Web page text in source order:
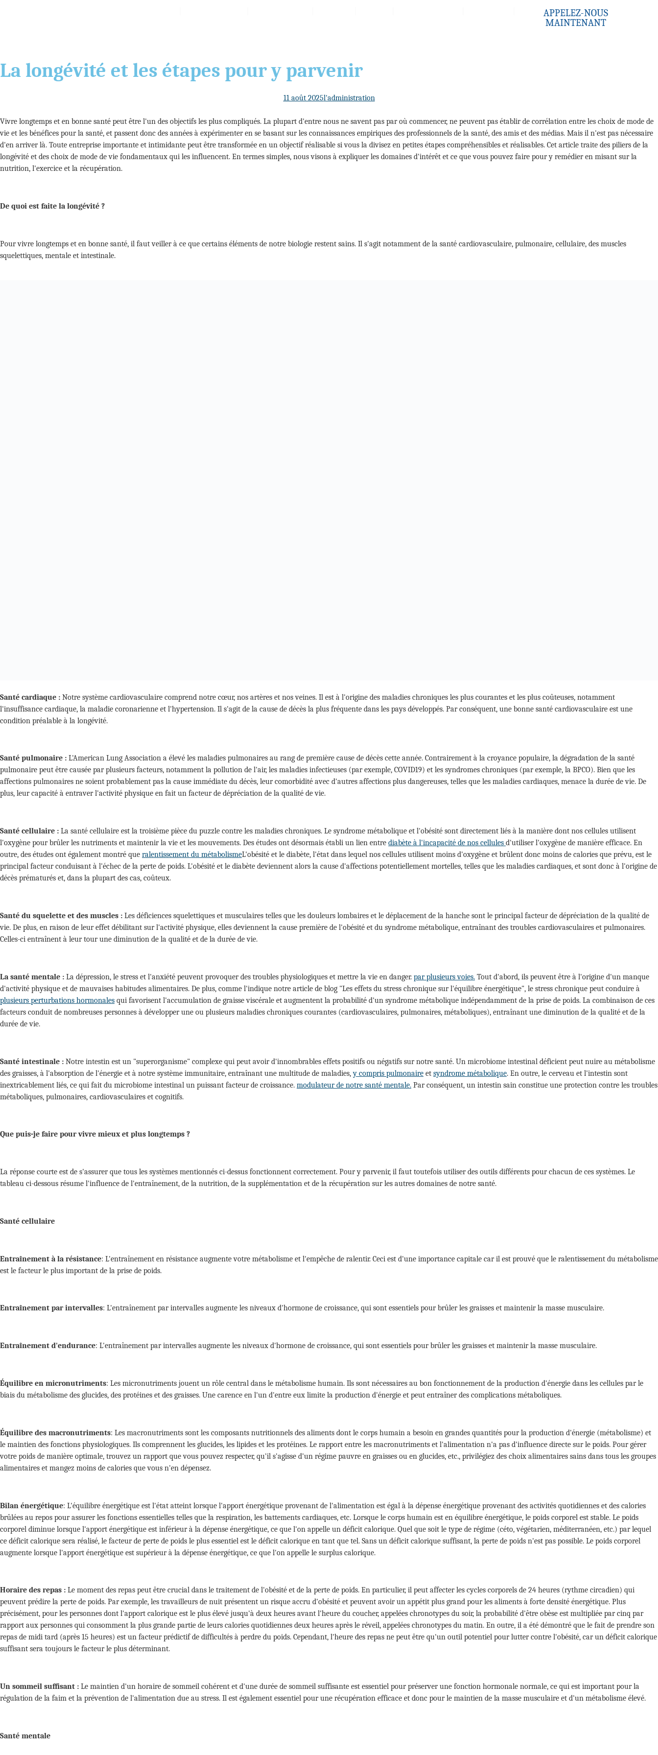
APPELEZ-NOUS
MAINTENANT
La longévité et les étapes pour y parvenir
11 août 2025l'administration
Vivre longtemps et en bonne santé peut être l'un des objectifs les plus compliqués. La plupart d'entre nous ne savent pas par où commencer, ne peuvent pas établir de corrélation entre les choix de mode de
vie et les bénéfices pour la santé, et passent donc des années à expérimenter en se basant sur les connaissances empiriques des professionnels de la santé, des amis et des médias. Mais il n'est pas nécessaire
d'en arriver là. Toute entreprise importante et intimidante peut être transformée en un objectif réalisable si vous la divisez en petites étapes compréhensibles et réalisables. Cet article traite des piliers de la
longévité et des choix de mode de vie fondamentaux qui les influencent. En termes simples, nous visons à expliquer les domaines d'intérêt et ce que vous pouvez faire pour y remédier en misant sur la
nutrition, l'exercice et la récupération.
De quoi est faite la longévité ?
Pour vivre longtemps et en bonne santé, il faut veiller à ce que certains éléments de notre biologie restent sains. Il s'agit notamment de la santé cardiovasculaire, pulmonaire, cellulaire, des muscles
squelettiques, mentale et intestinale.
Santé cardiaque : Notre système cardiovasculaire comprend notre cœur, nos artères et nos veines. Il est à l'origine des maladies chroniques les plus courantes et les plus coûteuses, notamment
l'insuffisance cardiaque, la maladie coronarienne et l'hypertension. Il s'agit de la cause de décès la plus fréquente dans les pays développés. Par conséquent, une bonne santé cardiovasculaire est une
condition préalable à la longévité.
Santé pulmonaire : L'American Lung Association a élevé les maladies pulmonaires au rang de première cause de décès cette année. Contrairement à la croyance populaire, la dégradation de la santé
pulmonaire peut être causée par plusieurs facteurs, notamment la pollution de l'air, les maladies infectieuses (par exemple, COVID19) et les syndromes chroniques (par exemple, la BPCO). Bien que les
affections pulmonaires ne soient probablement pas la cause immédiate du décès, leur comorbidité avec d'autres affections plus dangereuses, telles que les maladies cardiaques, menace la durée de vie. De
plus, leur capacité à entraver l'activité physique en fait un facteur de dépréciation de la qualité de vie.
Santé cellulaire : La santé cellulaire est la troisième pièce du puzzle contre les maladies chroniques. Le syndrome métabolique et l'obésité sont directement liés à la manière dont nos cellules utilisent
l'oxygène pour brûler les nutriments et maintenir la vie et les mouvements. Des études ont désormais établi un lien entre diabète à l'incapacité de nos cellules d'utiliser l'oxygène de manière efficace. En
outre, des études ont également montré que ralentissement du métabolismeL'obésité et le diabète, l'état dans lequel nos cellules utilisent moins d'oxygène et brûlent donc moins de calories que prévu, est le
principal facteur conduisant à l'échec de la perte de poids. L'obésité et le diabète deviennent alors la cause d'affections potentiellement mortelles, telles que les maladies cardiaques, et sont donc à l'origine de
décès prématurés et, dans la plupart des cas, coûteux.
Santé du squelette et des muscles : Les déficiences squelettiques et musculaires telles que les douleurs lombaires et le déplacement de la hanche sont le principal facteur de dépréciation de la qualité de
vie. De plus, en raison de leur effet débilitant sur l'activité physique, elles deviennent la cause première de l'obésité et du syndrome métabolique, entraînant des troubles cardiovasculaires et pulmonaires.
Celles-ci entraînent à leur tour une diminution de la qualité et de la durée de vie.
La santé mentale : La dépression, le stress et l'anxiété peuvent provoquer des troubles physiologiques et mettre la vie en danger. par plusieurs voies. Tout d'abord, ils peuvent être à l'origine d'un manque
d'activité physique et de mauvaises habitudes alimentaires. De plus, comme l'indique notre article de blog "Les effets du stress chronique sur l'équilibre énergétique", le stress chronique peut conduire à
plusieurs perturbations hormonales qui favorisent l'accumulation de graisse viscérale et augmentent la probabilité d'un syndrome métabolique indépendamment de la prise de poids. La combinaison de ces
facteurs conduit de nombreuses personnes à développer une ou plusieurs maladies chroniques courantes (cardiovasculaires, pulmonaires, métaboliques), entraînant une diminution de la qualité et de la
durée de vie.
Santé intestinale : Notre intestin est un "superorganisme" complexe qui peut avoir d'innombrables effets positifs ou négatifs sur notre santé. Un microbiome intestinal déficient peut nuire au métabolisme
des graisses, à l'absorption de l'énergie et à notre système immunitaire, entraînant une multitude de maladies,y compris pulmonaire et syndrome métabolique. En outre, le cerveau et l'intestin sont
inextricablement liés, ce qui fait du microbiome intestinal un puissant facteur de croissance. modulateur de notre santé mentale. Par conséquent, un intestin sain constitue une protection contre les troubles
métaboliques, pulmonaires, cardiovasculaires et cognitifs.
Que puis-je faire pour vivre mieux et plus longtemps ?
La réponse courte est de s'assurer que tous les systèmes mentionnés ci-dessus fonctionnent correctement. Pour y parvenir, il faut toutefois utiliser des outils différents pour chacun de ces systèmes. Le
tableau ci-dessous résume l'influence de l'entraînement, de la nutrition, de la supplémentation et de la récupération sur les autres domaines de notre santé.
Santé cellulaire
Entraînement à la résistance: L'entraînement en résistance augmente votre métabolisme et l'empêche de ralentir. Ceci est d'une importance capitale car il est prouvé que le ralentissement du métabolisme
est le facteur le plus important de la prise de poids.
Entraînement par intervalles: L'entraînement par intervalles augmente les niveaux d'hormone de croissance, qui sont essentiels pour brûler les graisses et maintenir la masse musculaire.
Entraînement d'endurance: L'entraînement par intervalles augmente les niveaux d'hormone de croissance, qui sont essentiels pour brûler les graisses et maintenir la masse musculaire.
Équilibre en micronutriments: Les micronutriments jouent un rôle central dans le métabolisme humain. Ils sont nécessaires au bon fonctionnement de la production d'énergie dans les cellules par le
biais du métabolisme des glucides, des protéines et des graisses. Une carence en l'un d'entre eux limite la production d'énergie et peut entraîner des complications métaboliques.
Équilibre des macronutriments: Les macronutriments sont les composants nutritionnels des aliments dont le corps humain a besoin en grandes quantités pour la production d'énergie (métabolisme) et
le maintien des fonctions physiologiques. Ils comprennent les glucides, les lipides et les protéines. Le rapport entre les macronutriments et l'alimentation n'a pas d'influence directe sur le poids. Pour gérer
votre poids de manière optimale, trouvez un rapport que vous pouvez respecter, qu'il s'agisse d'un régime pauvre en graisses ou en glucides, etc., privilégiez des choix alimentaires sains dans tous les groupes
alimentaires et mangez moins de calories que vous n'en dépensez.
Bilan énergétique: L'équilibre énergétique est l'état atteint lorsque l'apport énergétique provenant de l'alimentation est égal à la dépense énergétique provenant des activités quotidiennes et des calories
brûlées au repos pour assurer les fonctions essentielles telles que la respiration, les battements cardiaques, etc. Lorsque le corps humain est en équilibre énergétique, le poids corporel est stable. Le poids
corporel diminue lorsque l'apport énergétique est inférieur à la dépense énergétique, ce que l'on appelle un déficit calorique. Quel que soit le type de régime (céto, végétarien, méditerranéen, etc.) par lequel
ce déficit calorique sera réalisé, le facteur de perte de poids le plus essentiel est le déficit calorique en tant que tel. Sans un déficit calorique suffisant, la perte de poids n'est pas possible. Le poids corporel
augmente lorsque l'apport énergétique est supérieur à la dépense énergétique, ce que l'on appelle le surplus calorique.
Horaire des repas : Le moment des repas peut être crucial dans le traitement de l'obésité et de la perte de poids. En particulier, il peut affecter les cycles corporels de 24 heures (rythme circadien) qui
peuvent prédire la perte de poids. Par exemple, les travailleurs de nuit présentent un risque accru d'obésité et peuvent avoir un appétit plus grand pour les aliments à forte densité énergétique. Plus
précisément, pour les personnes dont l'apport calorique est le plus élevé jusqu'à deux heures avant l'heure du coucher, appelées chronotypes du soir, la probabilité d'être obèse est multipliée par cinq par
rapport aux personnes qui consomment la plus grande partie de leurs calories quotidiennes deux heures après le réveil, appelées chronotypes du matin. En outre, il a été démontré que le fait de prendre son
repas de midi tard (après 15 heures) est un facteur prédictif de difficultés à perdre du poids. Cependant, l'heure des repas ne peut être qu'un outil potentiel pour lutter contre l'obésité, car un déficit calorique
suffisant sera toujours le facteur le plus déterminant.
Un sommeil suffisant : Le maintien d'un horaire de sommeil cohérent et d'une durée de sommeil suffisante est essentiel pour préserver une fonction hormonale normale, ce qui est important pour la
régulation de la faim et la prévention de l'alimentation due au stress. Il est également essentiel pour une récupération efficace et donc pour le maintien de la masse musculaire et d'un métabolisme élevé.
Santé mentale